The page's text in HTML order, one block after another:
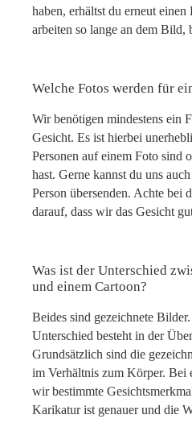
haben, erhältst du erneut
arbeiten so lange an dem Bild,
Welche Fotos werden für
Wir benötigen mindestens ein
Gesicht. Es ist hierbei
Personen auf einem Foto sind
hast. Gerne kannst du uns
Person übersenden. Achte bei
darauf, dass wir das Gesicht
Was ist der Unterschied
und einem Cartoon?
Beides sind gezeichnete
Unterschied besteht in der
Grundsätzlich sind die
im Verhältnis zum Körper. Bei
wir bestimmte
Karikatur ist genauer und die